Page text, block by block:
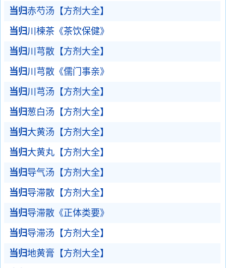
当归 赤芍汤【方剂大全】
当归 川楝茶《茶饮保健》
当归 川芎散【方剂大全】
当归 川芎散《儒门事亲》
当归 川芎汤【方剂大全】
当归 葱白汤【方剂大全】
当归 大黄汤【方剂大全】
当归 大黄丸【方剂大全】
当归 导气汤【方剂大全】
当归 导滞散【方剂大全】
当归 导滞散《正体类要》
当归 导滞汤【方剂大全】
当归地黄膏【方剂大全】